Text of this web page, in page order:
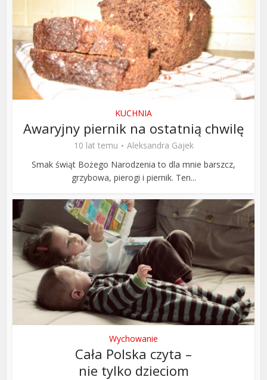
KUCHNIA
Awaryjny piernik na ostatnią chwilę
10 lat temu
Aleksandra Gajek
Smak świąt Bożego Narodzenia to dla mnie barszcz,
grzybowa, pierogi i piernik. Ten...
Wychowanie
Cała Polska czyta –
nie tylko dzieciom